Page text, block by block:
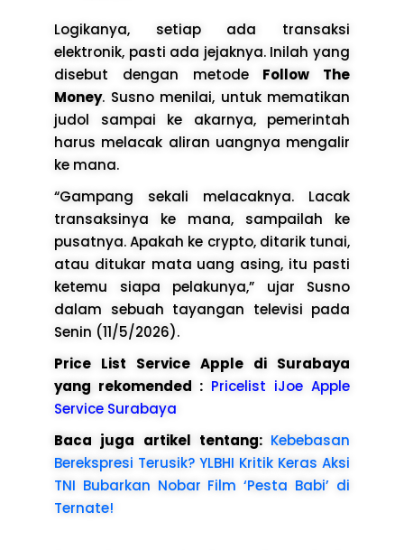
Logikanya, setiap ada transaksi
elektronik, pasti ada jejaknya. Inilah yang
disebut dengan metode Follow The
Money. Susno menilai, untuk mematikan
judol sampai ke akarnya, pemerintah
harus melacak aliran uangnya mengalir
ke mana.
“Gampang sekali melacaknya. Lacak
transaksinya ke mana, sampailah ke
pusatnya. Apakah ke crypto, ditarik tunai,
atau ditukar mata uang asing, itu pasti
ketemu siapa pelakunya,” ujar Susno
dalam sebuah tayangan televisi pada
Senin (11/5/2026).
Price List Service Apple di Surabaya
yang rekomended : Pricelist iJoe Apple
Service Surabaya
Baca juga artikel tentang: Kebebasan
Berekspresi Terusik? YLBHI Kritik Keras Aksi
TNI Bubarkan Nobar Film ‘Pesta Babi’ di
Ternate!